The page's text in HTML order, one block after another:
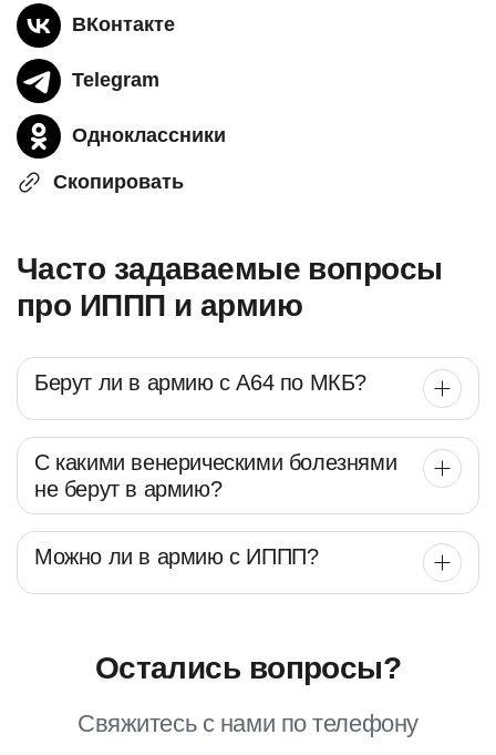
ВКонтакте
Telegram
Одноклассники
Скопировать
Часто задаваемые вопросы
про ИППП и армию
Берут ли в армию с А64 по МКБ?
С какими венерическими болезнями
не берут в армию?
Можно ли в армию с ИППП?
Остались вопросы?
Свяжитесь с нами по телефону